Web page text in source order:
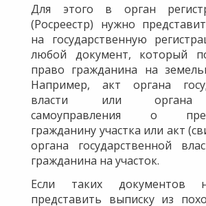
Для этого в орган
(Росреестр) нужно
на государственную
любой документ, который
право гражданина на
Например, акт органа
власти или органа
самоуправления о
гражданину участка или акт
органа государственной
гражданина на участок.
Если таких документов
представить выписку из